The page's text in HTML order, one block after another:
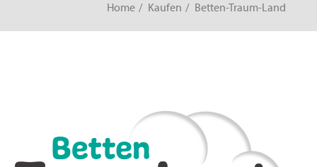
Home Kaufen Betten-Traum-Land